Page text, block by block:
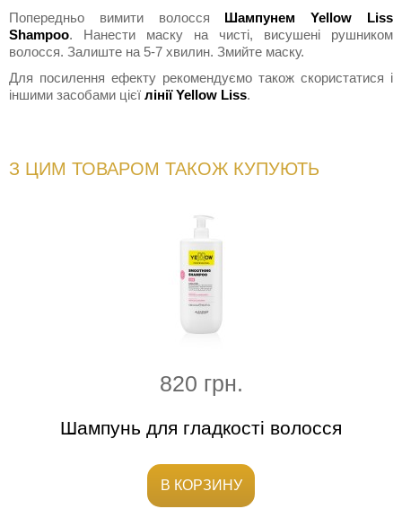
Попередньо вимити волосся Шампунем Yellow Liss
Shampoo. Нанести маску на чисті, висушені рушником
волосся. Залиште на 5-7 хвилин. Змийте маску.
Для посилення ефекту рекомендуємо також скористатися і
іншими засобами цієї лінії Yellow Liss.
З ЦИМ ТОВАРОМ ТАКОЖ КУПУЮТЬ
820 грн.
Шампунь для гладкості волосся
В КОРЗИНУ